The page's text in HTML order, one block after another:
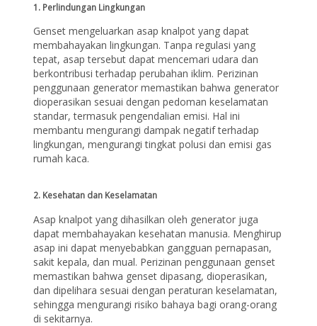
1. Perlindungan Lingkungan
Genset mengeluarkan asap knalpot yang dapat
membahayakan lingkungan. Tanpa regulasi yang
tepat, asap tersebut dapat mencemari udara dan
berkontribusi terhadap perubahan iklim. Perizinan
penggunaan generator memastikan bahwa generator
dioperasikan sesuai dengan pedoman keselamatan
standar, termasuk pengendalian emisi. Hal ini
membantu mengurangi dampak negatif terhadap
lingkungan, mengurangi tingkat polusi dan emisi gas
rumah kaca.
2. Kesehatan dan Keselamatan
Asap knalpot yang dihasilkan oleh generator juga
dapat membahayakan kesehatan manusia. Menghirup
asap ini dapat menyebabkan gangguan pernapasan,
sakit kepala, dan mual. Perizinan penggunaan genset
memastikan bahwa genset dipasang, dioperasikan,
dan dipelihara sesuai dengan peraturan keselamatan,
sehingga mengurangi risiko bahaya bagi orang-orang
di sekitarnya.